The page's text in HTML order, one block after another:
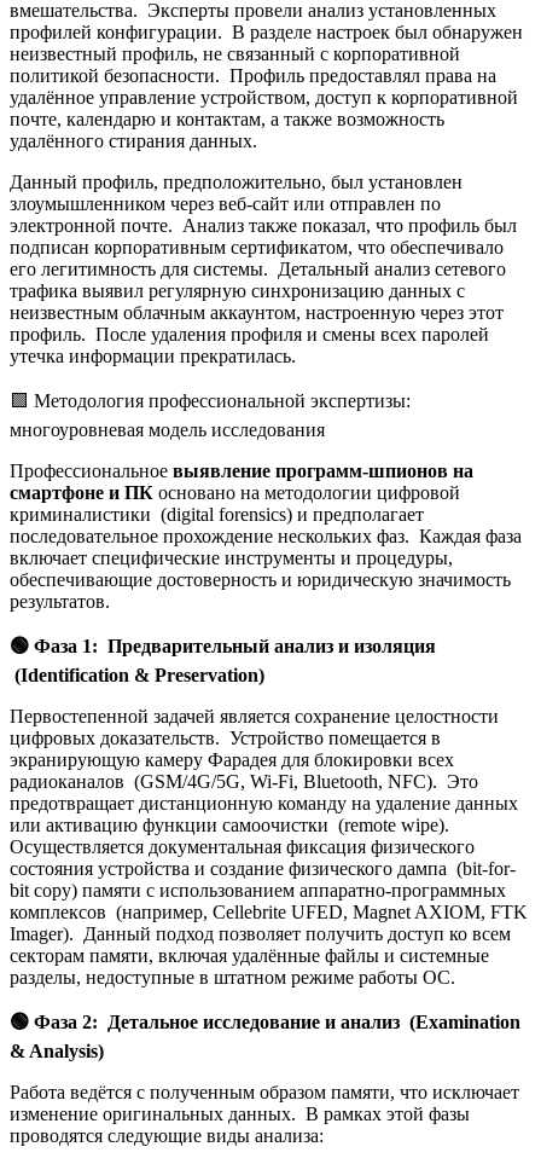
вмешательства. Эксперты провели анализ установленных
профилей конфигурации. В разделе настроек был обнаружен
неизвестный профиль, не связанный с корпоративной
политикой безопасности. Профиль предоставлял права на
удалённое управление устройством, доступ к корпоративной
почте, календарю и контактам, а также возможность
удалённого стирания данных.
Данный профиль, предположительно, был установлен
злоумышленником через веб-сайт или отправлен по
электронной почте. Анализ также показал, что профиль был
подписан корпоративным сертификатом, что обеспечивало
его легитимность для системы. Детальный анализ сетевого
трафика выявил регулярную синхронизацию данных с
неизвестным облачным аккаунтом, настроенную через этот
профиль. После удаления профиля и смены всех паролей
утечка информации прекратилась.
🟩 Методология профессиональной экспертизы:
многоуровневая модель исследования
Профессиональное выявление программ-шпионов на
смартфоне и ПК основано на методологии цифровой
криминалистики (digital forensics) и предполагает
последовательное прохождение нескольких фаз. Каждая фаза
включает специфические инструменты и процедуры,
обеспечивающие достоверность и юридическую значимость
результатов.
🟢 Фаза 1: Предварительный анализ и изоляция
(Identification & Preservation)
Первостепенной задачей является сохранение целостности
цифровых доказательств. Устройство помещается в
экранирующую камеру Фарадея для блокировки всех
радиоканалов (GSM/4G/5G, Wi-Fi, Bluetooth, NFC). Это
предотвращает дистанционную команду на удаление данных
или активацию функции самоочистки (remote wipe).
Осуществляется документальная фиксация физического
состояния устройства и создание физического дампа (bit-for-
bit copy) памяти с использованием аппаратно-программных
комплексов (например, Cellebrite UFED, Magnet AXIOM, FTK
Imager). Данный подход позволяет получить доступ ко всем
секторам памяти, включая удалённые файлы и системные
разделы, недоступные в штатном режиме работы ОС.
🟢 Фаза 2: Детальное исследование и анализ (Examination
& Analysis)
Работа ведётся с полученным образом памяти, что исключает
изменение оригинальных данных. В рамках этой фазы
проводятся следующие виды анализа: